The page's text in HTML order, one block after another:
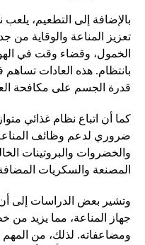
بالإضافة إلى التطعيم،
تعزيز المناعة والوقاية من
الخمول، وقضاء وقت في
بانتظام. هذه العادات
قدرة الجسم على مكافحة
كما أن اتباع نظام غذائي
ضروري لدعم وظائف
والخضروات والبروتينات
المصنعة والسكريات
وتشير بعض الدراسات إلى
جهاز المناعة، مما يزيد من
ومضاعفاته. لذلك، من المهم